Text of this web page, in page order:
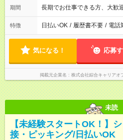
期間 長期でお仕事できる方、大歓
特徴 日払いOK / 履歴書不要 / 電話
気になる！ 応募
掲載元企業名 株式会社綜合キャリアオ
未読
【未経験スタートOK！】
接・ピッキング/日払いOK